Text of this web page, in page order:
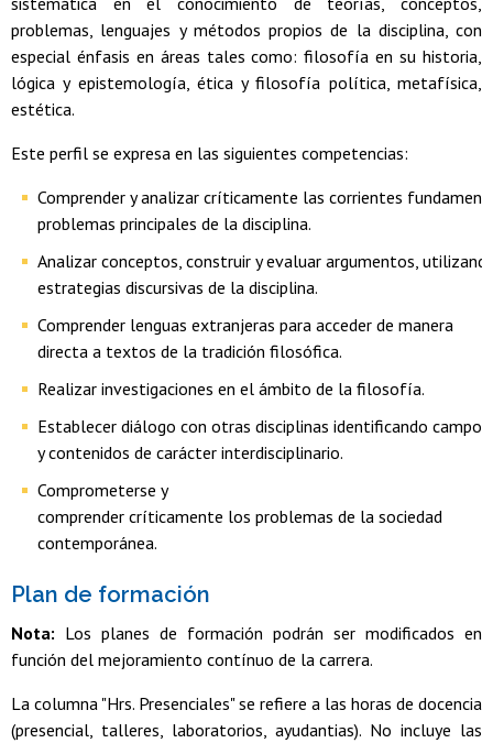
problemas, lenguajes y métodos propios de la disciplina, con
especial énfasis en áreas tales como: filosofía en su historia,
lógica y epistemología, ética y filosofía política, metafísica,
estética.
Este perfil se expresa en las siguientes competencias:
Comprender y analizar críticamente las corrientes
problemas principales de la disciplina.
Analizar conceptos, construir y evaluar argumentos,
estrategias discursivas de la disciplina.
Comprender lenguas extranjeras para acceder de manera
directa a textos de la tradición filosófica.
Realizar investigaciones en el ámbito de la filosofía.
Establecer diálogo con otras disciplinas identificando
y contenidos de carácter interdisciplinario.
Comprometerse y
comprender críticamente los problemas de la sociedad
contemporánea.
Plan de formación
Nota: Los planes de formación podrán ser modificados en
función del mejoramiento contínuo de la carrera.
La columna "Hrs. Presenciales" se refiere a las horas de docencia
(presencial, talleres, laboratorios, ayudantias). No incluye las